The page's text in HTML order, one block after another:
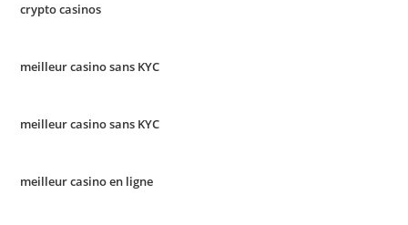
crypto casinos
meilleur casino sans KYC
meilleur casino sans KYC
meilleur casino en ligne